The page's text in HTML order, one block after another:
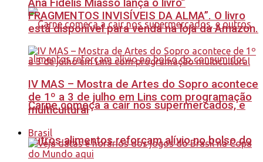
Carne começa a cair nos supermercados, e
outros alimentos reforçam alívio no bolso do
Ana Fidelis Miasso lança o livro”
FRAGMENTOS INVISÍVEIS DA ALMA”. O livro
está disponível para venda na loja da Amazon.
IV MAS – Mostra de Artes do Sopro acontece
de 1º a 3 de julho em Lins com programação
multicultural
Brasil